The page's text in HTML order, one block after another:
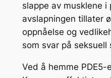
slappe av musklene i
avslapningen tillater
oppnåelse og
som svar på seksuell
Ved å hemme